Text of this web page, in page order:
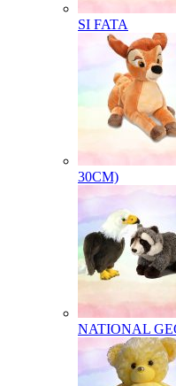
SI FATA
30CM)
NATIONAL